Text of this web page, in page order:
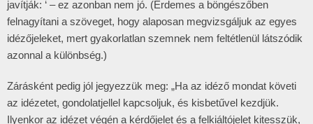
javítják: ‘ – ez azonban nem jó. (Érdemes a böngészőben
felnagyítani a szöveget, hogy alaposan megvizsgáljuk az egyes
idézőjeleket, mert gyakorlatlan szemnek nem feltétlenül látszódik
azonnal a különbség.)
Zárásként pedig jól jegyezzük meg: „Ha az idéző mondat követi
az idézetet, gondolatjellel kapcsoljuk, és kisbetűvel kezdjük.
Ilyenkor az idézet végén a kérdőjelet és a felkiáltójelet kitesszük,